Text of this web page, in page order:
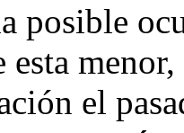
posible
esta
el